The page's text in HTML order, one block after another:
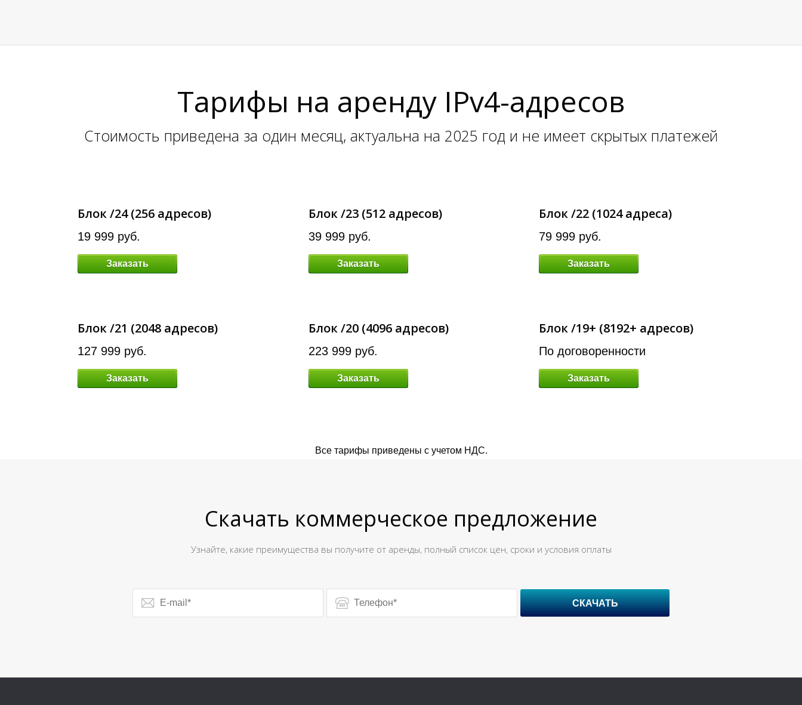
Тарифы на аренду IPv4-адресов
Стоимость приведена за один месяц, актуальна на 2025 год и не имеет скрытых платежей
Блок /24 (256 адресов)
19 999 руб.
Заказать
Блок /23 (512 адресов)
39 999 руб.
Заказать
Блок /22 (1024 адреса)
79 999 руб.
Заказать
Блок /21 (2048 адресов)
127 999 руб.
Заказать
Блок /20 (4096 адресов)
223 999 руб.
Заказать
Блок /19+ (8192+ адресов)
По договоренности
Заказать
Все тарифы приведены с учетом НДС.
Скачать коммерческое предложение
Узнайте, какие преимущества вы получите от аренды, полный список цен, сроки и условия оплаты
СКАЧАТЬ